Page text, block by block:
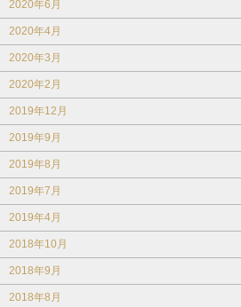
2020年6月
2020年4月
2020年3月
2020年2月
2019年12月
2019年9月
2019年8月
2019年7月
2019年4月
2018年10月
2018年9月
2018年8月